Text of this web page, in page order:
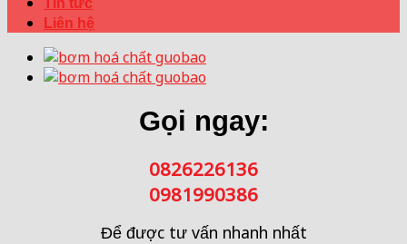
Tin tức
Liên hệ
Gọi ngay:
0826226136
0981990386
Để được tư vấn nhanh nhất